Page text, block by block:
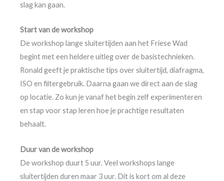
slag kan gaan.
Start van de workshop
De workshop lange sluitertijden aan het Friese Wad
begint met een heldere uitleg over de basistechnieken.
Ronald geeft je praktische tips over sluitertijd, diafragma,
ISO en filtergebruik. Daarna gaan we direct aan de slag
op locatie. Zo kun je vanaf het begin zelf experimenteren
en stap voor stap leren hoe je prachtige resultaten
behaalt.
Duur van de workshop
De workshop duurt 5 uur. Veel workshops lange
sluitertijden duren maar 3 uur. Dit is kort om al deze